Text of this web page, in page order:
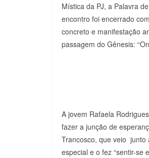
Mística da PJ, a Palavra
encontro foi encerrado
concreto e manifestação
passagem do Gênesis:
A jovem Rafaela
fazer a junção de
Trancosco, que veio junto
especial e o fez “sentir-se